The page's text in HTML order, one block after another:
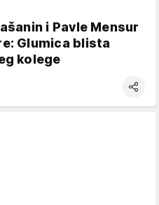
i Pavle Mensur
Glumica blista
kolege